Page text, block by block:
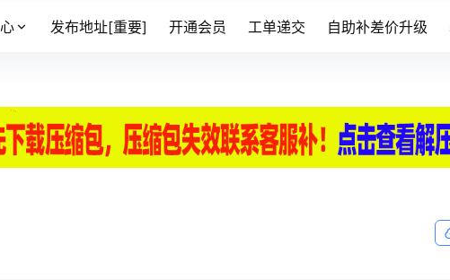
发布地址[重要] 开通会员 工单递交 自助补差价升级